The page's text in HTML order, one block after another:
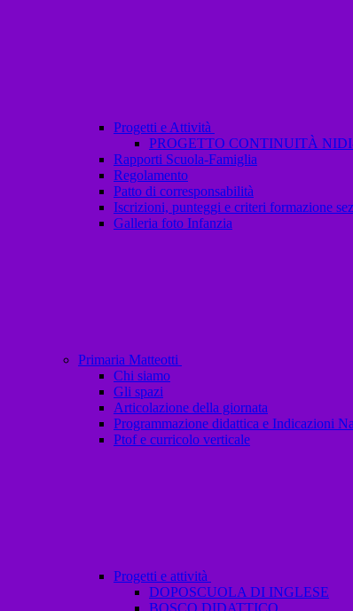
Progetti e Attività
PROGETTO CONTINUITÀ
Rapporti Scuola-Famiglia
Regolamento
Patto di corresponsabilità
Iscrizioni, punteggi e criteri formazione
Galleria foto Infanzia
Primaria Matteotti
Chi siamo
Gli spazi
Articolazione della giornata
Programmazione didattica e Indicazioni
Ptof e curricolo verticale
Progetti e attività
DOPOSCUOLA DI INGLESE